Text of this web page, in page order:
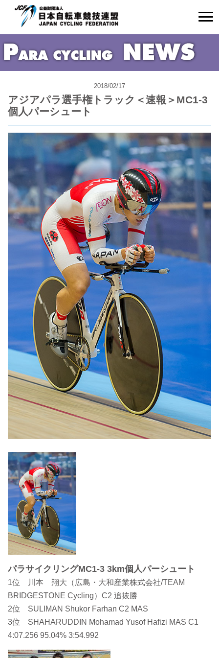
2018/02/17
アジアパラ選手権トラック＜速報＞MC1-3
個人パーシュート
パラサイクリングMC1-3 3km個人パーシュート
1位 川本 翔大（広島・大和産業株式会社/TEAM
BRIDGESTONE Cycling）C2 追抜勝
2位 SULIMAN Shukor Farhan C2 MAS
3位 SHAHARUDDIN Mohamad Yusof Hafizi MAS C1
4:07.256 95.04% 3:54.992